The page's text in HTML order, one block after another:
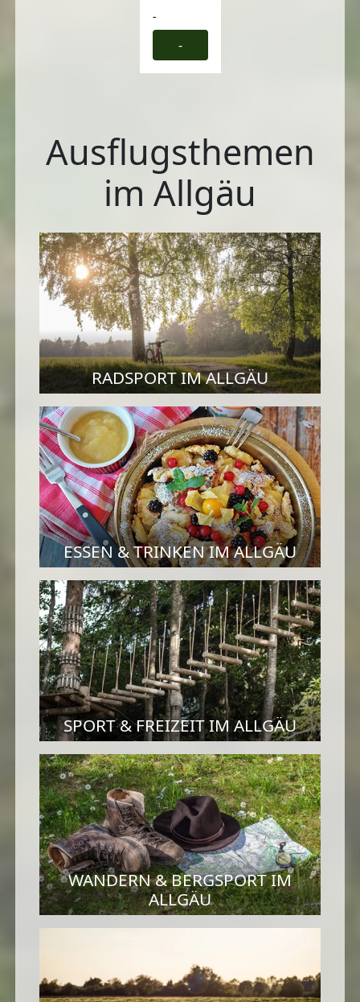
-
-
Ausflugsthemen
im Allgäu
RADSPORT IM ALLGÄU
ESSEN & TRINKEN IM ALLGÄU
SPORT & FREIZEIT IM ALLGÄU
WANDERN & BERGSPORT IM
ALLGÄU